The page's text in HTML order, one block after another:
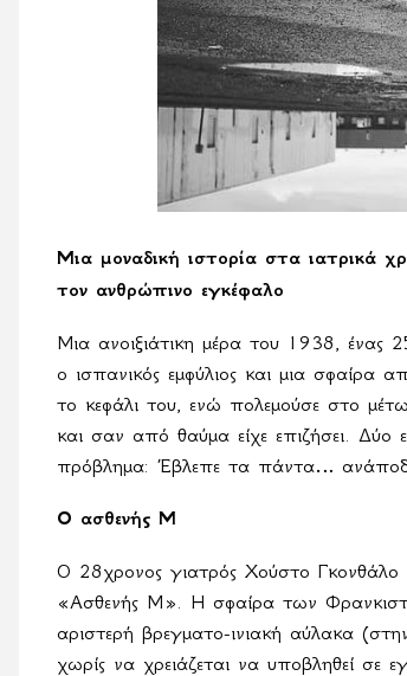
Μια μοναδική ιστορία στα ιατρικά
τον ανθρώπινο εγκέφαλο
Μια ανοιξιάτικη μέρα του 1938, ένας
ο ισπανικός εμφύλιος και μια σφαίρα
το κεφάλι του, ενώ πολεμούσε στο
και σαν από θαύμα είχε επιζήσει. Δύο
πρόβλημα: Έβλεπε τα πάντα…
Ο ασθενής Μ
Ο 28χρονος γιατρός Χούστο Γκονθάλο
«Ασθενής Μ». Η σφαίρα των
αριστερή βρεγματο-ινιακή αύλακα
χωρίς να χρειάζεται να υποβληθεί σε